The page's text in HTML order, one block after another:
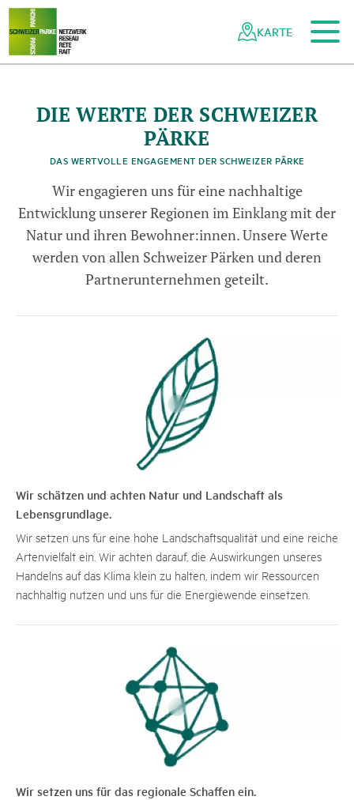
Navigieren
Netzwerk
Schweizer
Schnellnavigation
Zum Hauptinhalt
Zur mobilen Navigation
Zur Suche
Zum Fussbereich
Zur Sitemap
KARTE
DIE WERTE DER SCHWEIZER
PÄRKE
DAS WERTVOLLE ENGAGEMENT DER SCHWEIZER PÄRKE
Wir engagieren uns für eine nachhaltige
Entwicklung unserer Regionen im Einklang mit der
Natur und ihren Bewohner:innen. Unsere Werte
werden von allen Schweizer Pärken und deren
Partnerunternehmen geteilt.
Wir schätzen und achten Natur und Landschaft als
Lebensgrundlage.
Wir setzen uns für eine hohe Landschaftsqualität und eine reiche
Artenvielfalt ein. Wir achten darauf, die Auswirkungen unseres
Handelns auf das Klima klein zu halten, indem wir Ressourcen
nachhaltig nutzen und uns für die Energiewende einsetzen.
Wir setzen uns für das regionale Schaffen ein.